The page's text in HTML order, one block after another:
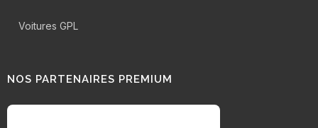
Voitures GPL
NOS PARTENAIRES PREMIUM